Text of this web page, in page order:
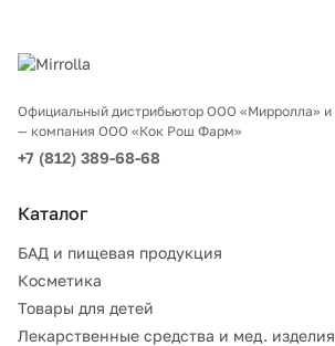
Официальный дистрибьютор ООО «Мирролла»
— компания ООО «Кок Рош Фарм»
+7 (812) 389-68-68
Каталог
БАД и пищевая продукция
Косметика
Товары для детей
Лекарственные средства и мед. изделия